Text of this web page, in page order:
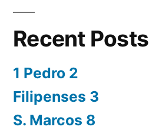
Recent Posts
1 Pedro 2
Filipenses 3
S. Marcos 8